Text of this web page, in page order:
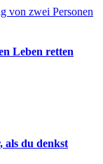
Leben retten
als du denkst